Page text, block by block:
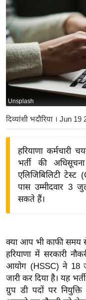
ष्ट्री
य
अं
त
र्रा
ष्ट्री
य
बि
ज़
ने
द्यो
वि
शे
ष
ज्ञ
रा
Unsplash
दिव्यांशी भदौरिया । Jun 19
हरियाणा कर्मचारी
भर्ती की
एलिजिबिलिटी
पास उम्मीदवार
सकते हैं।
क्या आप भी काफी समय
हरियाणा में सरकारी
आयोग (HSSC) ने 18
जारी कर दिया है। यह
ग्रुप डी पदों पर